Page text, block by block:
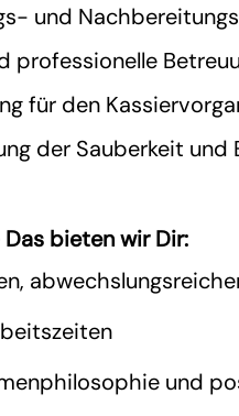
und
professionelle
für den
der Sauberkeit
bieten wir Dir:
und